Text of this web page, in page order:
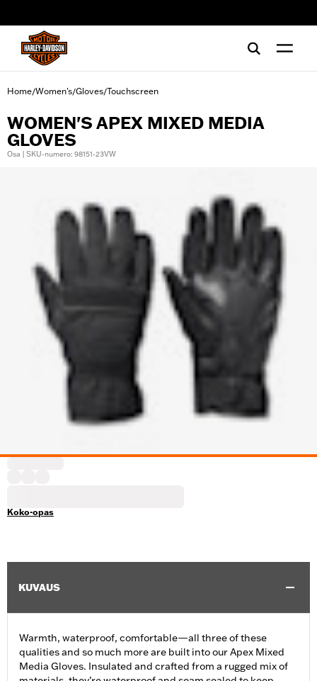
Home/Women's/Gloves/Touchscreen
WOMEN'S APEX MIXED MEDIA
GLOVES
Osa | SKU-numero: 98151-23VW
Koko-opas
KUVAUS
Warmth, waterproof, comfortable—all three of these
qualities and so much more are built into our Apex Mixed
Media Gloves. Insulated and crafted from a rugged mix of